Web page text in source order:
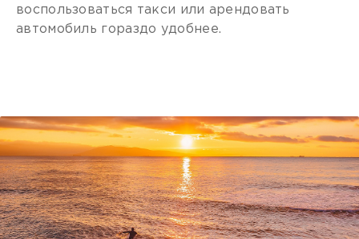
воспользоваться такси или арендовать
автомобиль гораздо удобнее.